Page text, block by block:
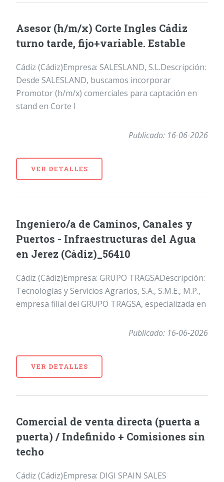
Asesor (h/m/x) Corte Ingles Cádiz
turno tarde, fijo+variable. Estable
Cádiz (Cádiz)Empresa: SALESLAND, S.L.Descripción:
Desde SALESLAND, buscamos incorporar
Promotor (h/m/x) comerciales para captación en
stand en Corte I
Publicado: 16-06-2026
VER DETALLES
Ingeniero/a de Caminos, Canales y
Puertos - Infraestructuras del Agua
en Jerez (Cádiz)_56410
Cádiz (Cádiz)Empresa: GRUPO TRAGSADescripción:
Tecnologías y Servicios Agrarios, S.A., S.M.E., M.P.,
empresa filial del GRUPO TRAGSA, especializada en
Publicado: 16-06-2026
VER DETALLES
Comercial de venta directa (puerta a
puerta) / Indefinido + Comisiones sin
techo
Cádiz (Cádiz)Empresa: DIGI SPAIN SALES